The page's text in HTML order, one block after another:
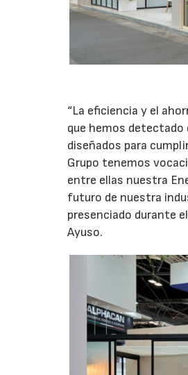
“La eficiencia y el
que hemos
diseñados para
Grupo tenemos
entre ellas nuestra
futuro de nuestra
presenciado durante
Ayuso.